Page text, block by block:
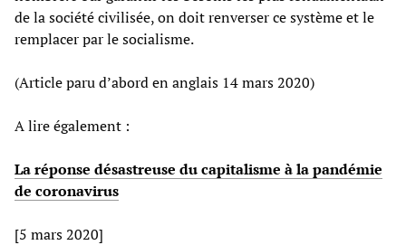
de la société civilisée, on doit renverser ce système et le
remplacer par le socialisme.
(Article paru d’abord en anglais 14 mars 2020)
A lire également :
La réponse désastreuse du capitalisme à la pandémie
de coronavirus
[5 mars 2020]